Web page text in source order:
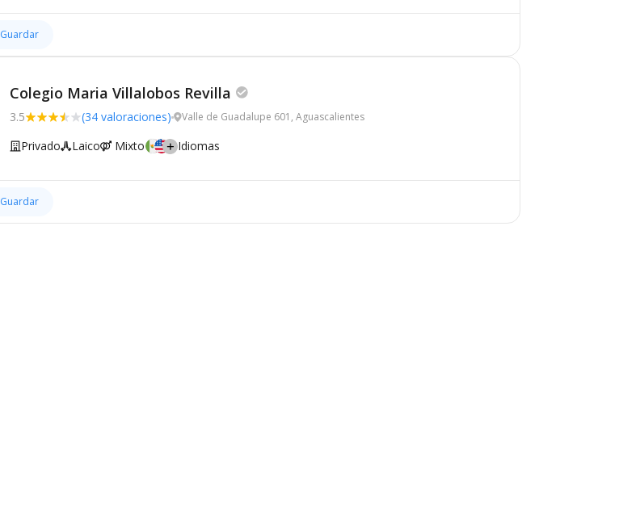
Guardar
Colegio Maria Villalobos Revilla
3.5 (34 valoraciones) Valle de Guadalupe 601, Aguascalientes
Privado Laico Mixto Idiomas
Guardar